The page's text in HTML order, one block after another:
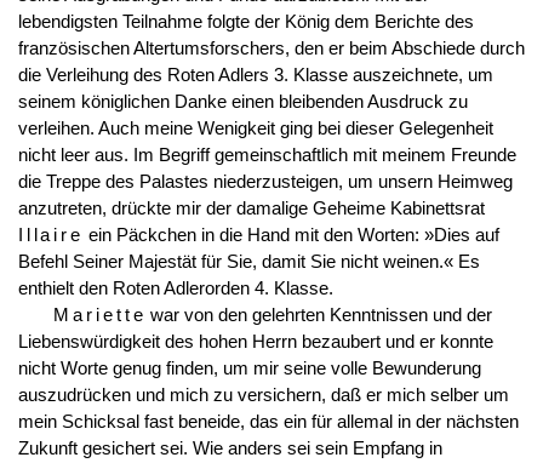
lebendigsten Teilnahme folgte der König dem Berichte des
französischen Altertumsforschers, den er beim Abschiede durch
die Verleihung des Roten Adlers 3. Klasse auszeichnete, um
seinem königlichen Danke einen bleibenden Ausdruck zu
verleihen. Auch meine Wenigkeit ging bei dieser Gelegenheit
nicht leer aus. Im Begriff gemeinschaftlich mit meinem Freunde
die Treppe des Palastes niederzusteigen, um unsern Heimweg
anzutreten, drückte mir der damalige Geheime Kabinettsrat
Illaire ein Päckchen in die Hand mit den Worten: »Dies auf
Befehl Seiner Majestät für Sie, damit Sie nicht weinen.« Es
enthielt den Roten Adlerorden 4. Klasse.
Mariette war von den gelehrten Kenntnissen und der
Liebenswürdigkeit des hohen Herrn bezaubert und er konnte
nicht Worte genug finden, um mir seine volle Bewunderung
auszudrücken und mich zu versichern, daß er mich selber um
mein Schicksal fast beneide, das ein für allemal in der nächsten
Zukunft gesichert sei. Wie anders sei sein Empfang in